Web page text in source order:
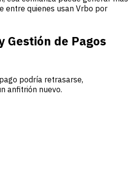
entre quienes usan Vrbo por
Gestión de Pagos
podría retrasarse,
anfitrión nuevo.